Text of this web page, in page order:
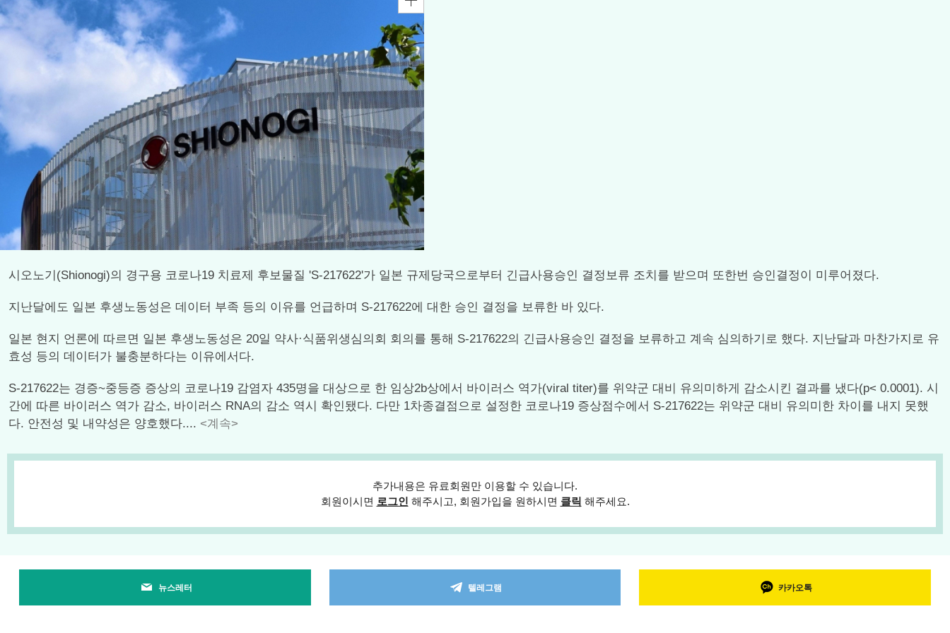
시오노기(Shionogi)의 경구용 코로나19 치료제 후보물질 'S-217622'가 일본 규제당국으로부터 긴급사용승인 결정보류 조치를 받으며 또한번 승인결정이 미루어졌다.
지난달에도 일본 후생노동성은 데이터 부족 등의 이유를 언급하며 S-217622에 대한 승인 결정을 보류한 바 있다.
일본 현지 언론에 따르면 일본 후생노동성은 20일 약사·식품위생심의회 회의를 통해 S-217622의 긴급사용승인 결정을 보류하고 계속 심의하기로 했다. 지난달과 마찬가지로 유
효성 등의 데이터가 불충분하다는 이유에서다.
S-217622는 경증~중등증 증상의 코로나19 감염자 435명을 대상으로 한 임상2b상에서 바이러스 역가(viral titer)를 위약군 대비 유의미하게 감소시킨 결과를 냈다(p< 0.0001). 시
간에 따른 바이러스 역가 감소, 바이러스 RNA의 감소 역시 확인됐다. 다만 1차종결점으로 설정한 코로나19 증상점수에서 S-217622는 위약군 대비 유의미한 차이를 내지 못했
다. 안전성 및 내약성은 양호했다.... <계속>
추가내용은 유료회원만 이용할 수 있습니다.
회원이시면 로그인 해주시고, 회원가입을 원하시면 클릭 해주세요.
뉴스레터 텔레그램 카카오톡